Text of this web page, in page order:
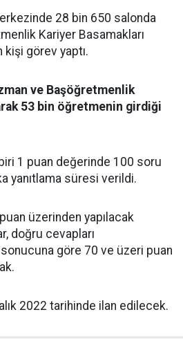
28 bin 650 salonda
Kariyer Basamakları
kişi görev yaptı.
ve Başöğretmenlik
53 bin öğretmenin girdiği
1 puan değerinde 100 soru
yanıtlama süresi verildi.
üzerinden yapılacak
doğru cevapları
göre 70 ve üzeri puan
2022 tarihinde ilan edilecek.